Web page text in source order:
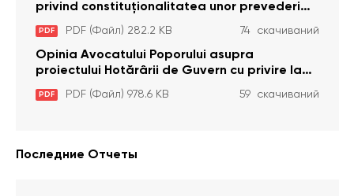
privind constituționalitatea unor prevederi
care interzic angajarea în organizațiile de
pază particulară a persoanelor condamnate
pentru comiterea cu intenție a unor infracțiuni
a fost luată în considerare de Curtea
Constituțională
PDF PDF (Файл) 282.2 KB 74 скачиваний
Opinia Avocatului Poporului asupra
proiectului Hotărârii de Guvern cu privire la
aprobarea proiectului de lege privind
activitatea sanitară veterinarăa
PDF PDF (Файл) 978.6 KB 59 скачиваний
Последние Отчеты